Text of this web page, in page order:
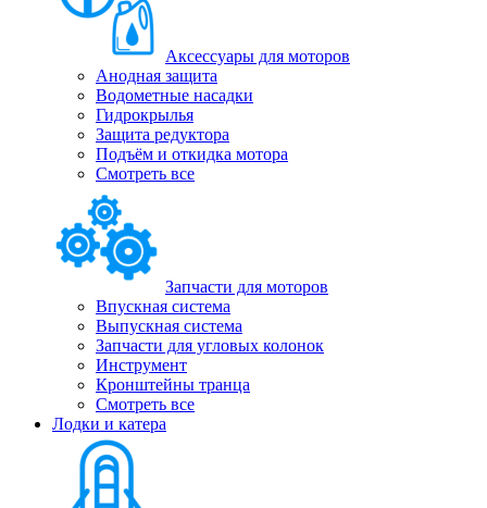
Аксессуары для моторов
Анодная защита
Водометные насадки
Гидрокрылья
Защита редуктора
Подъём и откидка мотора
Смотреть все
Запчасти для моторов
Впускная система
Выпускная система
Запчасти для угловых колонок
Инструмент
Кронштейны транца
Смотреть все
Лодки и катера